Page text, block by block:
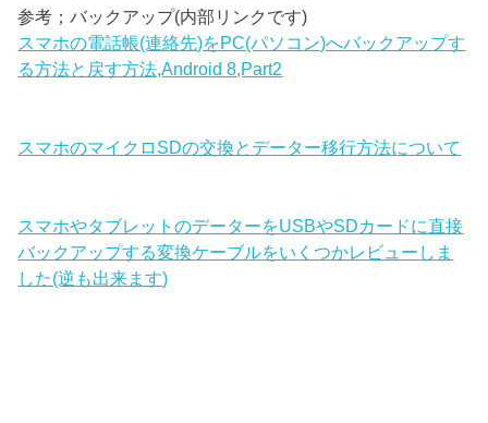
参考；バックアップ(内部リンクです)
スマホの電話帳(連絡先)をPC(パソコン)へバックアップす
る方法と戻す方法,Android 8,Part2
スマホのマイクロSDの交換とデーター移行方法について
スマホやタブレットのデーターをUSBやSDカードに直接
バックアップする変換ケーブルをいくつかレビューしま
した(逆も出来ます)